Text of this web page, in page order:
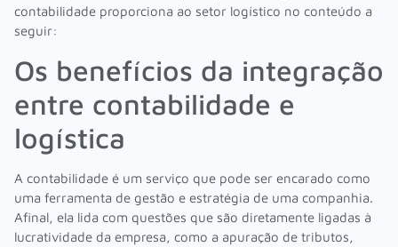
contabilidade proporciona ao setor logístico no conteúdo a
seguir:
Os benefícios da integração
entre contabilidade e
logística
A contabilidade é um serviço que pode ser encarado como
uma ferramenta de gestão e estratégia de uma companhia.
Afinal, ela lida com questões que são diretamente ligadas à
lucratividade da empresa, como a apuração de tributos,